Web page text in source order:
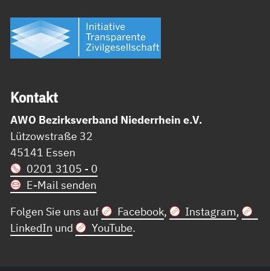
Kon­takt
AWO Bezirksverband Niederrhein e.V.
Lützowstraße 32
45141 Essen
0201 3105 - 0
E-Mail senden
Folgen Sie uns auf
Facebook, Instagram,
LinkedIn und YouTube.